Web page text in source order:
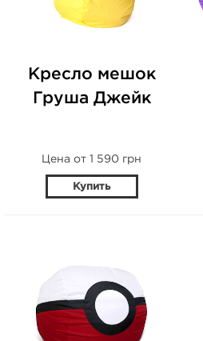
Кресло мешок
Груша Джейк
Цена от 1 590 грн
Купить